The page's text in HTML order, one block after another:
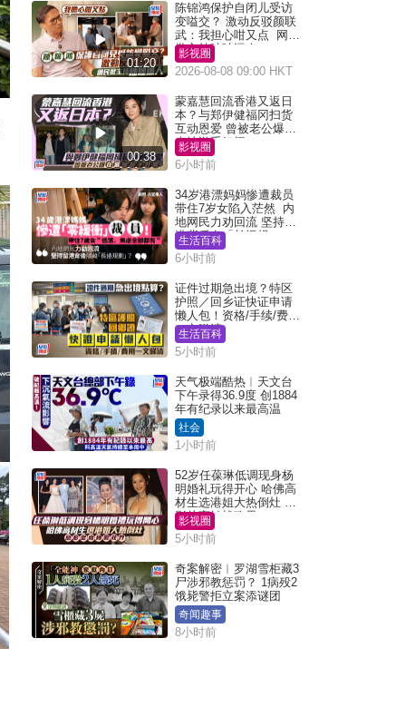
01:20
陈锦鸿保护自闭儿受访
变嗌交？ 激动反驳颜联
武：我担心咁又点 网民
批主持咄咄逼人
影视圈
2026-08-08 09:00 HKT
00:38
蒙嘉慧回流香港又返日
本？与郑伊健福冈扫货
互动恩爱 曾被老公爆在
当地游手好闲
影视圈
6小时前
34岁港漂妈妈惨遭裁员
带住7岁女陷入茫然 内
地网民力劝回流 坚持留
港背后有「长远规
划」？
生活百科
6小时前
证件过期急出境？特区
护照／回乡证快证申请
懒人包！资格/手续/费用
一文睇清
生活百科
5小时前
天气极端酷热︱天文台
下午录得36.9度 创1884
年有纪录以来最高温
社会
1小时前
52岁任葆琳低调现身杨
明婚礼玩得开心 哈佛高
材生选港姐大热倒灶 息
影从商转战政界
影视圈
5小时前
奇案解密︱罗湖雪柜藏3
尸涉邪教惩罚？ 1病殁2
饿毙警拒立案添谜团
奇闻趣事
8小时前